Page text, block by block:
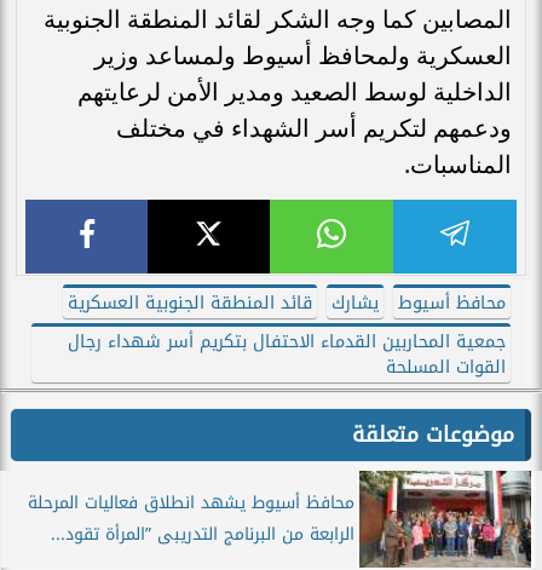
المصابين كما وجه الشكر لقائد المنطقة الجنوبية
العسكرية ولمحافظ أسيوط ولمساعد وزير
الداخلية لوسط الصعيد ومدير الأمن لرعايتهم
ودعمهم لتكريم أسر الشهداء في مختلف
المناسبات.
محافظ أسيوط يشارك
قائد المنطقة الجنوبية العسكرية
جمعية المحاربين القدماء الاحتفال بتكريم أسر شهداء رجال
القوات المسلحة
موضوعات متعلقة
محافظ أسيوط يشهد انطلاق فعاليات المرحلة
الرابعة من البرنامج التدريبى ”المرأة تقود...